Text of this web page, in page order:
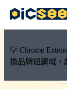
💡 Chrome
換品牌短網域，